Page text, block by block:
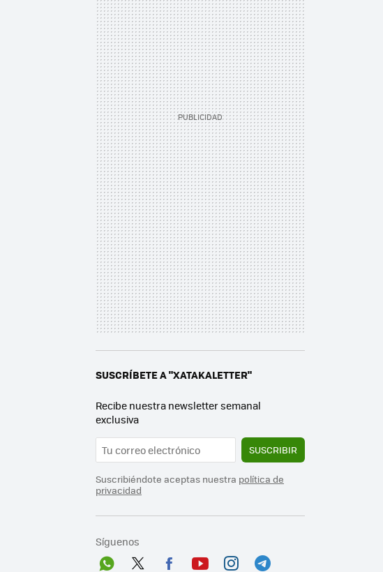
SUSCRÍBETE A "XATAKALETTER"
Recibe nuestra newsletter semanal
exclusiva
SUSCRIBIR
Suscribiéndote aceptas nuestra política de
privacidad
Síguenos